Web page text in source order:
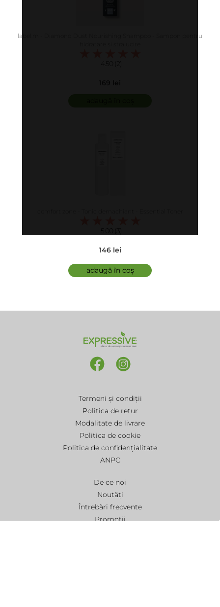
label.m - Diamond Dust Nourishing Shampoo - Sampon pentru
4.50 (2)
5.00 (3)
146 lei
adaugă în coș
Termeni și condiții
Politica de retur
Modalitate de livrare
Politica de cookie
Politica de confidențialitate
ANPC
De ce noi
Noutăți
Întrebări frecvente
Promoții